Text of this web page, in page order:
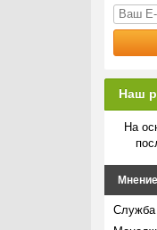
Наш
На
Служба